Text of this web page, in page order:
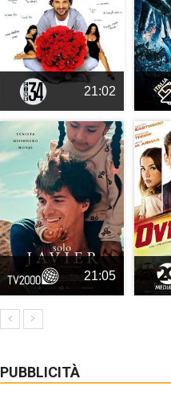
21:02
21:05
PUBBLICITÀ